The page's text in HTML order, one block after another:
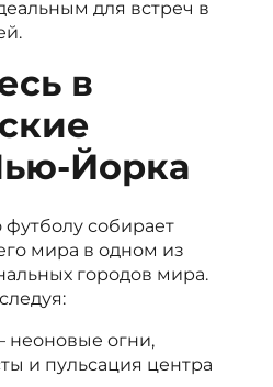
для встреч в
в
Йорка
собирает
мира в одном из
городов мира.
неоновые огни,
и пульсация центра